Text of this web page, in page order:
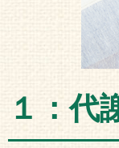
１：代